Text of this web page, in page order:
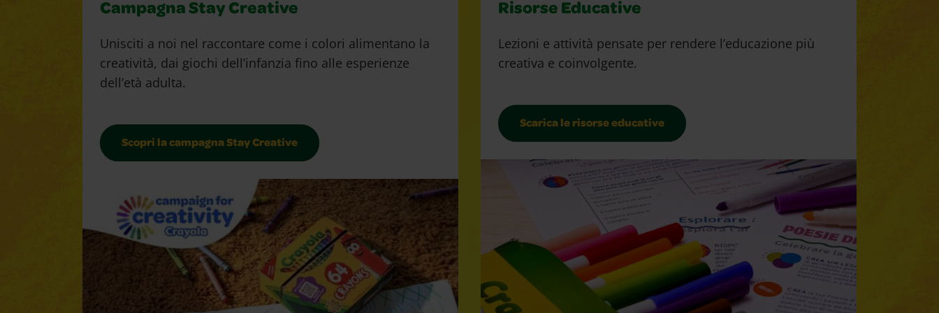
Campagna Stay Creative
Unisciti a noi nel raccontare come i colori alimentano la
creatività, dai giochi dell’infanzia fino alle esperienze
dell’età adulta.
Scopri la campagna Stay Creative
Risorse Educative
Lezioni e attività pensate per rendere l’educazione più
creativa e coinvolgente.
Scarica le risorse educative